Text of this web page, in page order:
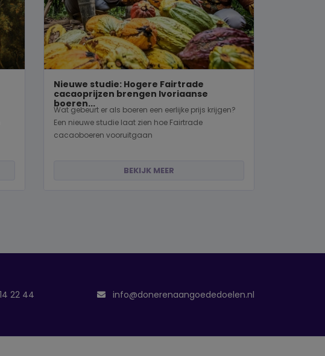
Nieuwe studie: Hogere Fairtrade
cacaoprijzen brengen Ivoriaanse
boeren...
Wat gebeurt er als boeren een eerlijke prijs krijgen?
Een nieuwe studie laat zien hoe Fairtrade
cacaoboeren vooruitgaan
BEKIJK MEER
22 44 info@donerenaangoededoelen.nl